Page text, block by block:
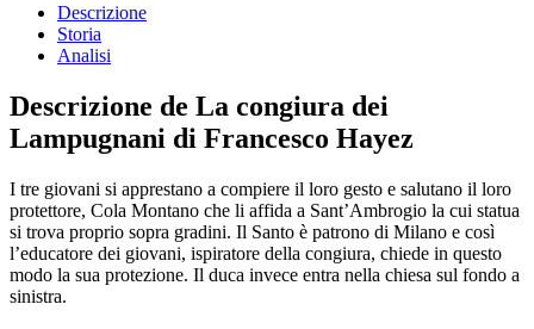
Descrizione
Storia
Analisi
Descrizione de La congiura dei
Lampugnani di Francesco Hayez
I tre giovani si apprestano a compiere il loro gesto e salutano il loro
protettore, Cola Montano che li affida a Sant’Ambrogio la cui statua
si trova proprio sopra gradini. Il Santo è patrono di Milano e così
l’educatore dei giovani, ispiratore della congiura, chiede in questo
modo la sua protezione. Il duca invece entra nella chiesa sul fondo a
sinistra.